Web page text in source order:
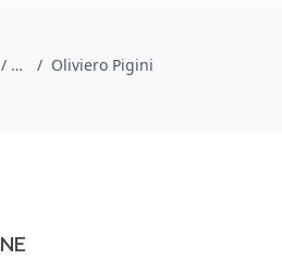
chitarre acustiche / Eko Guitars / Oliviero Pigini